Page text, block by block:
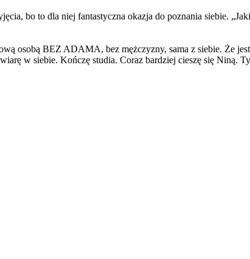
bo to dla niej fantastyczna okazja do poznania siebie.
osobą BEZ ADAMA, bez mężczyzny, sama z siebie. Że
w siebie. Kończę studia. Coraz bardziej cieszę się Niną.